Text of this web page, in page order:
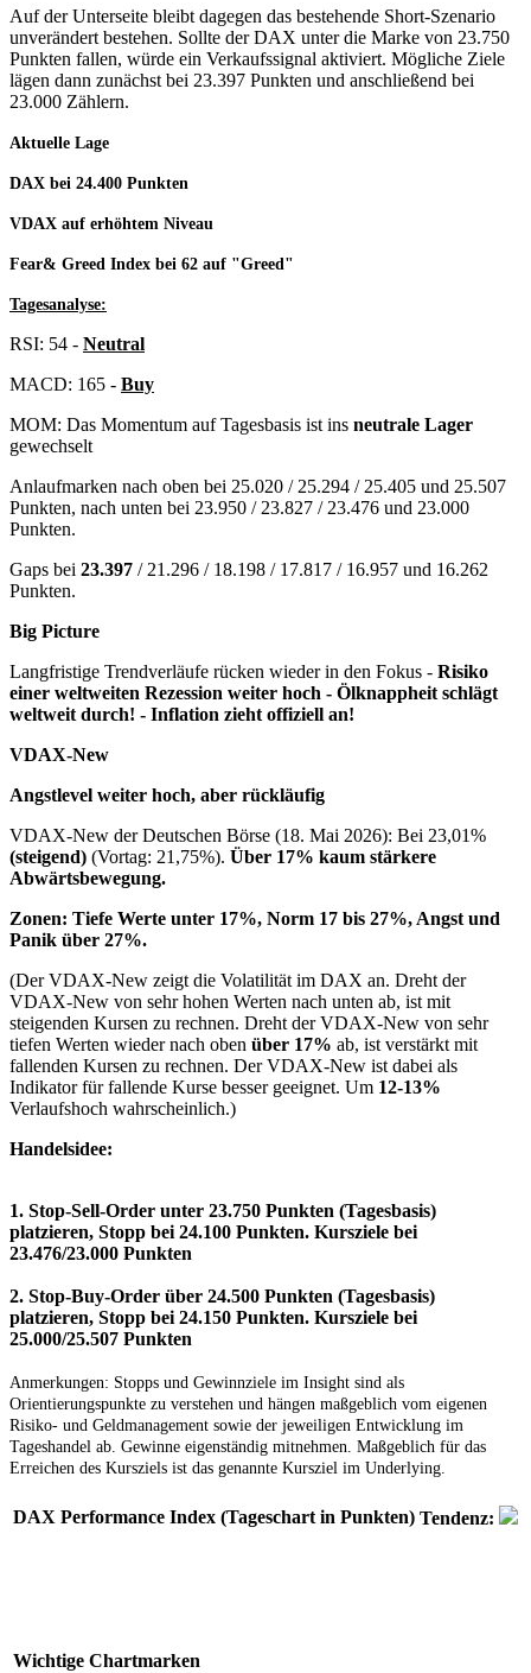
Auf der Unterseite bleibt dagegen das bestehende Short-Szenario
unverändert bestehen. Sollte der DAX unter die Marke von 23.750
Punkten fallen, würde ein Verkaufssignal aktiviert. Mögliche Ziele
lägen dann zunächst bei 23.397 Punkten und anschließend bei
23.000 Zählern.
Aktuelle Lage
DAX bei 24.400 Punkten
VDAX auf erhöhtem Niveau
Fear& Greed Index bei 62 auf "Greed"
Tagesanalyse:
RSI: 54 - Neutral
MACD: 165 - Buy
MOM: Das Momentum auf Tagesbasis ist ins neutrale Lager
gewechselt
Anlaufmarken nach oben bei 25.020 / 25.294 / 25.405 und 25.507
Punkten, nach unten bei 23.950 / 23.827 / 23.476 und 23.000
Punkten.
Gaps bei 23.397 / 21.296 / 18.198 / 17.817 / 16.957 und 16.262
Punkten.
Big Picture
Langfristige Trendverläufe rücken wieder in den Fokus - Risiko
einer weltweiten Rezession weiter hoch - Ölknappheit schlägt
weltweit durch! - Inflation zieht offiziell an!
VDAX-New
Angstlevel weiter hoch, aber rückläufig
VDAX-New der Deutschen Börse (18. Mai 2026): Bei 23,01%
(steigend) (Vortag: 21,75%). Über 17% kaum stärkere
Abwärtsbewegung.
Zonen: Tiefe Werte unter 17%, Norm 17 bis 27%, Angst und
Panik über 27%.
(Der VDAX-New zeigt die Volatilität im DAX an. Dreht der
VDAX-New von sehr hohen Werten nach unten ab, ist mit
steigenden Kursen zu rechnen. Dreht der VDAX-New von sehr
tiefen Werten wieder nach oben über 17% ab, ist verstärkt mit
fallenden Kursen zu rechnen. Der VDAX-New ist dabei als
Indikator für fallende Kurse besser geeignet. Um 12-13%
Verlaufshoch wahrscheinlich.)
Handelsidee:
1. Stop-Sell-Order unter 23.750 Punkten (Tagesbasis)
platzieren, Stopp bei 24.100 Punkten. Kursziele bei
23.476/23.000 Punkten
2. Stop-Buy-Order über 24.500 Punkten (Tagesbasis)
platzieren, Stopp bei 24.150 Punkten. Kursziele bei
25.000/25.507 Punkten
Anmerkungen: Stopps und Gewinnziele im Insight sind als
Orientierungspunkte zu verstehen und hängen maßgeblich vom eigenen
Risiko- und Geldmanagement sowie der jeweiligen Entwicklung im
Tageshandel ab. Gewinne eigenständig mitnehmen. Maßgeblich für das
Erreichen des Kursziels ist das genannte Kursziel im Underlying.
DAX Performance Index (Tageschart in Punkten) Tendenz:
Wichtige Chartmarken